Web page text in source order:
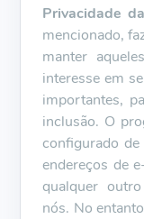
Privacidade
mencionado,
manter
interesse em
importantes,
inclusão. O
configurado
endereços de
qualquer
nós. No